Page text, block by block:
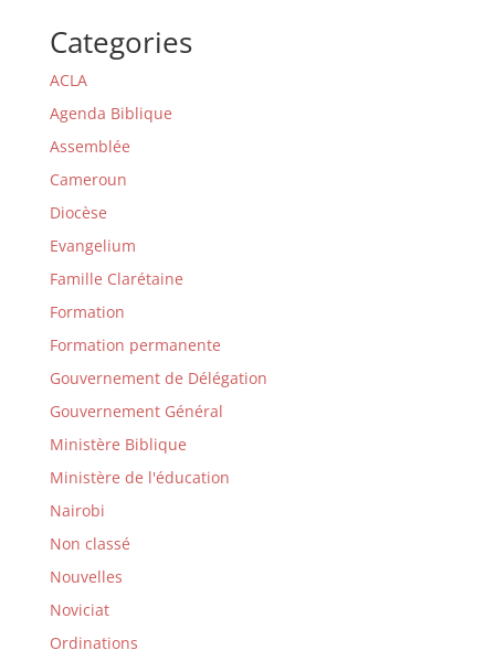
Categories
ACLA
Agenda Biblique
Assemblée
Cameroun
Diocèse
Evangelium
Famille Clarétaine
Formation
Formation permanente
Gouvernement de Délégation
Gouvernement Général
Ministère Biblique
Ministère de l'éducation
Nairobi
Non classé
Nouvelles
Noviciat
Ordinations